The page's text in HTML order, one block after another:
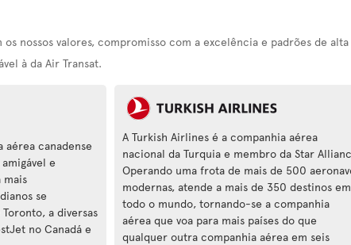
nossos valores, compromisso com a excelência e padrões de alta
à da Air Transat.
aérea canadense
e
mais
se
a diversas
no Canadá e
A Turkish Airlines é a companhia aérea
nacional da Turquia e membro da Star
Operando uma frota de mais de 500
modernas, atende a mais de 350 destinos em
todo o mundo, tornando-se a companhia
aérea que voa para mais países do que
qualquer outra companhia aérea em seis